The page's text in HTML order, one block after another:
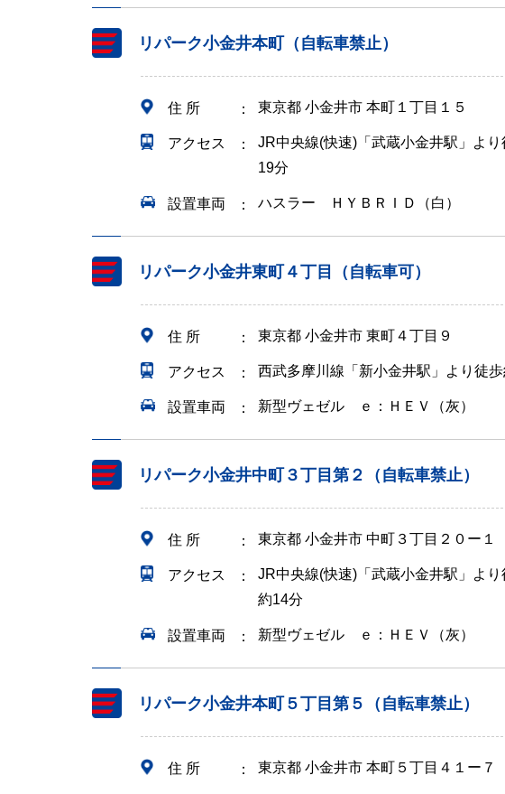
リパーク小金井本町（自転車禁止）
住 所 東京都 小金井市 本町１丁目１５
アクセス
JR中央線(快速)「武蔵小金井駅」よ
19分
設置車両 ハスラー ＨＹＢＲＩＤ（白）
リパーク小金井東町４丁目（自転車可）
住 所 東京都 小金井市 東町４丁目９
アクセス 西武多摩川線「新小金井駅」より徒
設置車両 新型ヴェゼル ｅ：ＨＥＶ（灰）
リパーク小金井中町３丁目第２（自転車禁止）
住 所 東京都 小金井市 中町３丁目２０ー１
アクセス
JR中央線(快速)「武蔵小金井駅」よ
約14分
設置車両 新型ヴェゼル ｅ：ＨＥＶ（灰）
リパーク小金井本町５丁目第５（自転車禁止）
住 所 東京都 小金井市 本町５丁目４１ー７